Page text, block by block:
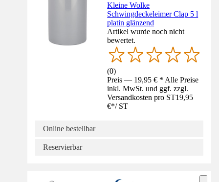
Kleine Wolke
Schwingdeckeleimer Clap 5 l
platin glänzend
Artikel wurde noch nicht
bewertet.
(0)
Preis — 19,95 € * Alle Preise
inkl. MwSt. und ggf. zzgl.
Versandkosten pro ST19,95
€*/ ST
Online bestellbar
Reservierbar